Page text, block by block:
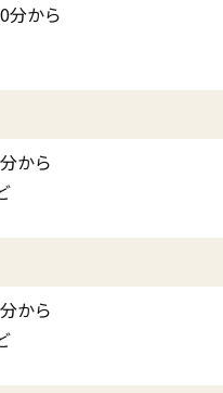
分から
から
から